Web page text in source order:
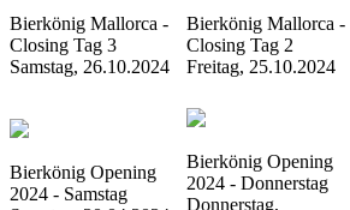
Bierkönig Mallorca -
Closing Tag 3
Samstag, 26.10.2024
Bierkönig Mallorca -
Closing Tag 2
Freitag, 25.10.2024
Bierkönig Opening
2024 - Samstag
Bierkönig Opening
2024 - Donnerstag
Donnerstag,